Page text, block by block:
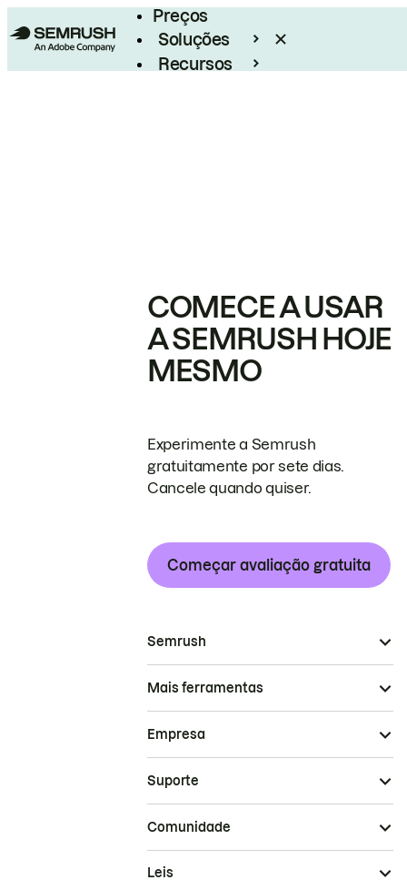
Preços
Soluções
Recursos
COMECE A USAR
A SEMRUSH HOJE
MESMO
Experimente a Semrush
gratuitamente por sete dias.
Cancele quando quiser.
Começar avaliação gratuita
Semrush
Mais ferramentas
Empresa
Suporte
Comunidade
Leis